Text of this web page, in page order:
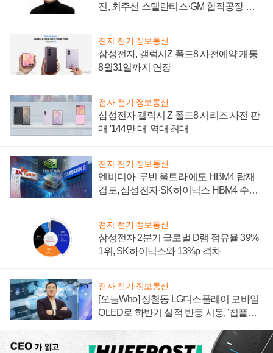
진, 최주선 스텔란티스·GM 합작공장 건
전자·전기·정보통신
삼성전자, 갤럭시Z 폴드8 사전예약 개통
8월31일까지 연장
전자·전기·정보통신
삼성전자 갤럭시 Z 폴드8 시리즈 사전 판
매 '144만 대' 역대 최대
전자·전기·정보통신
엔비디아 '루빈 울트라'에도 HBM4 탑재
검토, 삼성전자·SK하이닉스 HBM4 수율
전자·전기·정보통신
삼성전자 2분기 글로벌 D램 점유율 39%
1위, SK하이닉스와 13%p 격차
전자·전기·정보통신
[오늘Who] 정철동 LG디스플레이 모바일
OLED로 하반기 실적 반등 시동, '칩플레